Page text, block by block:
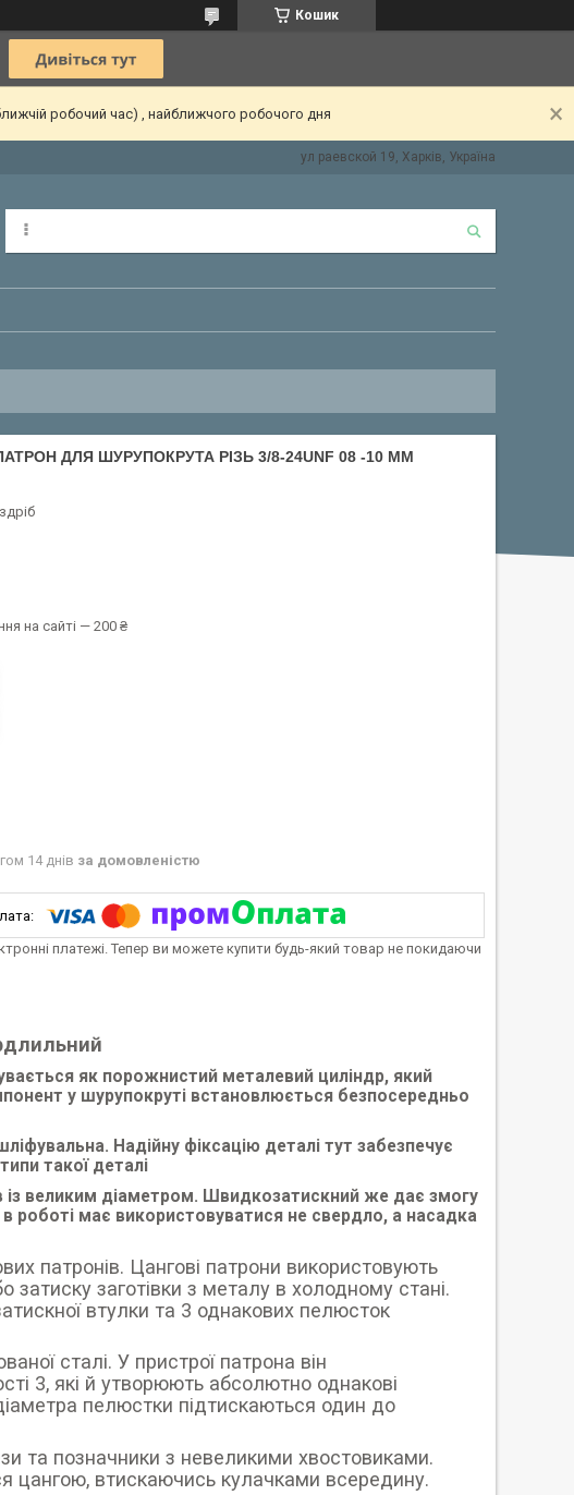
Кошик
робочий час) , найближчого робочого дня
ул раевской 19, Харків, Україна
ДЛЯ ШУРУПОКРУТА РІЗЬ 3/8-24UNF 08 -10 ММ
на сайті — 200 ₴
14 днів за домовленістю
платежі. Тепер ви можете купити будь-який товар не покидаючи
як порожнистий металевий циліндр, який
у шурупокруті встановлюється безпосередньо
Надійну фіксацію деталі тут забезпечує
такої деталі
великим діаметром. Швидкозатискний же дає змогу
роботі має використовуватися не свердло, а насадка
патронів. Цангові патрони використовують
заготівки з металу в холодному стані.
втулки та 3 однакових пелюсток
сталі. У пристрої патрона він
3, які й утворюють абсолютно однакові
пелюстки підтискаються один до
та позначники з невеликими хвостовиками.
цангою, втискаючись кулачками всередину.